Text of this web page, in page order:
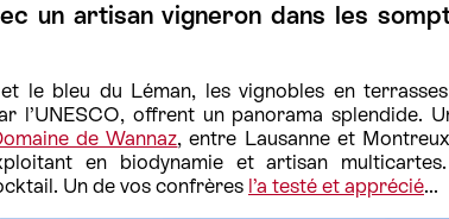
un artisan vigneron dans les
le bleu du Léman, les vignobles en
l’UNESCO, offrent un panorama splendide.
de Wannaz, entre Lausanne et
en biodynamie et artisan
Un de vos confrères l’a testé et apprécié...